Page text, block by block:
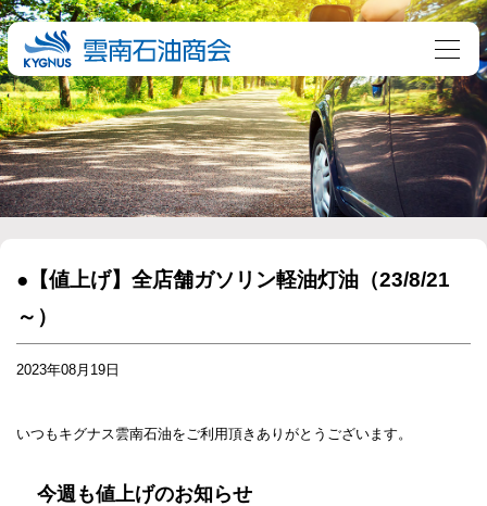
●【値上げ】全店舗ガソリン軽油灯油（23/8/21
～）
2023年08月19日
いつもキグナス雲南石油をご利用頂きありがとうございます。
今週も値上げのお知らせ